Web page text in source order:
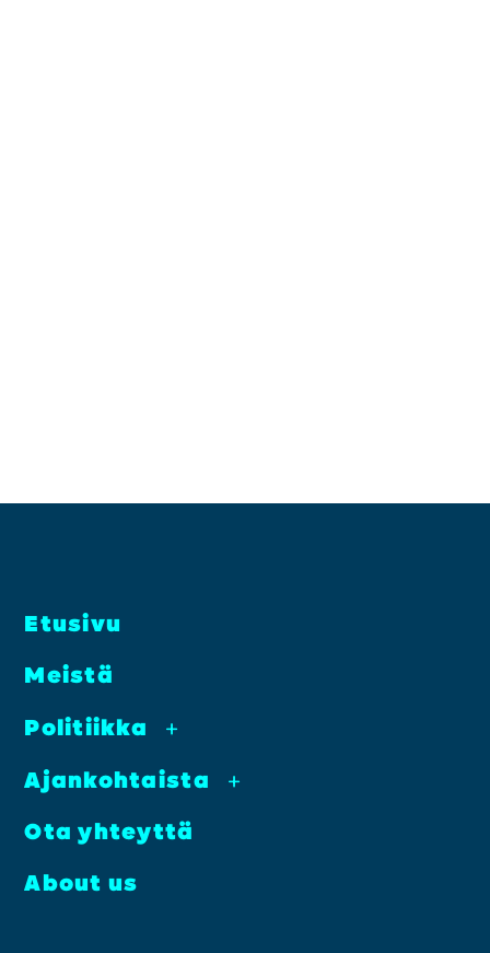
Etusi­vu
Meis­tä
Poli­tiik­ka
+
Ajan­koh­tais­ta +
Ota yhteyt­tä
About us